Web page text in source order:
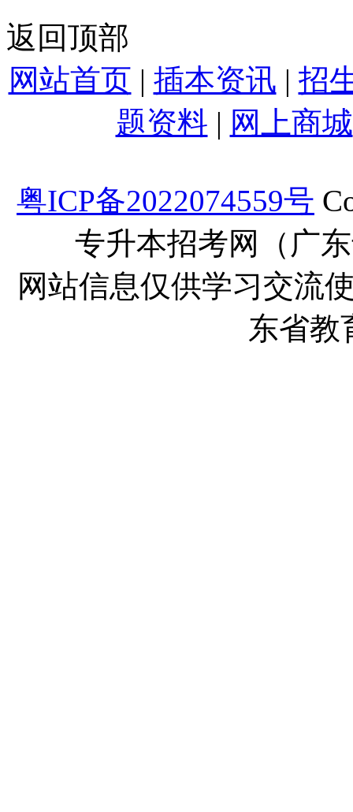
返回顶部
网站首页 | 插本资讯 | 招
题资料 | 网上商城
粤ICP备2022074559号
专升本招考网（广
网站信息仅供学习交流
东省教